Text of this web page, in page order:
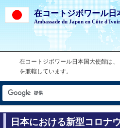
在コートジボワール日
Ambassade du Japon en Côte
在コートジボワール日本国大使館は、
を兼轄しています。
日本における新型コロナ